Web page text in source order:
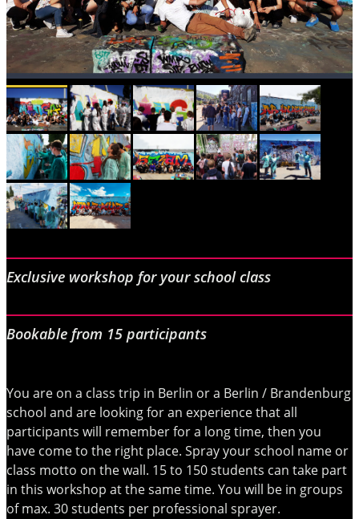
Exclusive workshop for your school class
Bookable from 15 participants
You are on a class trip in Berlin or a Berlin / Brandenburg
school and are looking for an experience that all
participants will remember for a long time, then you
have come to the right place. Spray your school name or
class motto on the wall. 15 to 150 students can take part
in this workshop at the same time. You will be in groups
of max. 30 students per professional sprayer.